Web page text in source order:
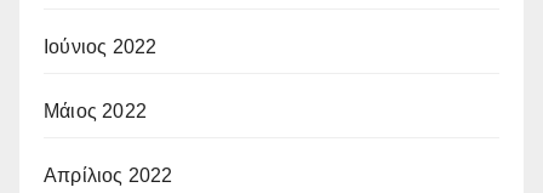
Ιούνιος 2022
Μάιος 2022
Απρίλιος 2022